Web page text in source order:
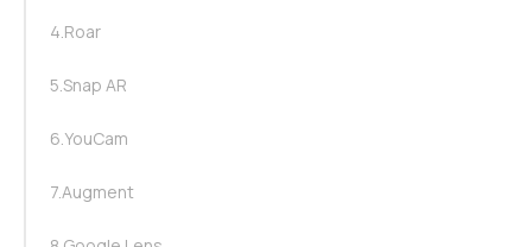
4.Roar
5.Snap AR
6.YouCam
7.Augment